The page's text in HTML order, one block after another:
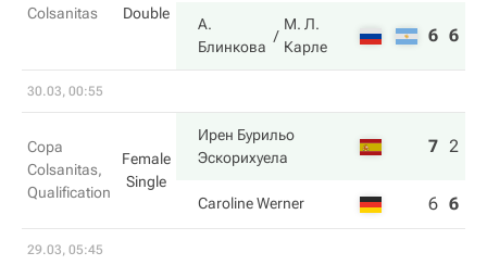
Colsanitas
Double
А.
Блинкова
М. Л.
Карле
6 6
30.03, 00:55
Copa
Colsanitas,
Qualification
Female
Single
Ирен Бурильо
Эскорихуела
7 2
Caroline Werner 6 6
29.03, 05:45